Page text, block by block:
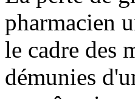
pharmacien
le cadre des
démunies